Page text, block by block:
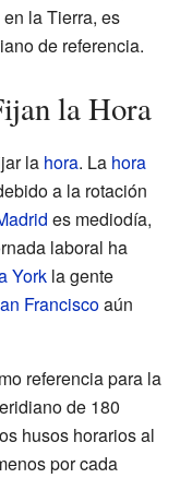
la Tierra, es
de referencia.
la Hora
la hora. La hora
a la rotación
es mediodía,
laboral ha
York la gente
Franciscoaún
referencia para la
de 180
husos horarios al
por cada